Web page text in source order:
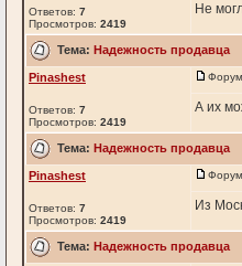
Ответов: 7
Просмотров: 2419
Не
Тема: Надежность продавца
Pinashest
Ответов: 7
Просмотров: 2419
А их
Тема: Надежность продавца
Pinashest
Ответов: 7
Просмотров: 2419
Из
Тема: Надежность продавца